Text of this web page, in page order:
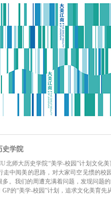
史学院
北师大历史学院“美学-校园”计划文化
走中阅美的思路，对大家司空见惯的
多。我们的周遭充满着问题，发现问题
GP的“美学-校园”计划，追求文化美育